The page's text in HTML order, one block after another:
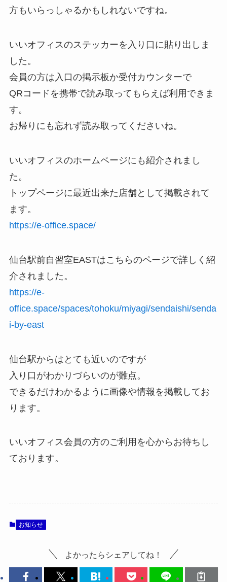
方もいらっしゃるかもしれないですね。
いいオフィスのステッカーを入り口に貼り出しま
した。
会員の方は入口の掲示板か受付カウンターで
QRコードを携帯で読み取ってもらえば利用できま
す。
お帰りにも忘れず読み取ってくださいね。
いいオフィスのホームページにも紹介されまし
た。
トップページに最近出来た店舗として掲載されて
ます。
https://e-office.space/
仙台駅前自習室EASTはこちらのページで詳しく紹
介されました。
https://e-
office.space/spaces/tohoku/miyagi/sendaishi/senda
i-by-east
仙台駅からはとても近いのですが
入り口がわかりづらいのが難点。
できるだけわかるように画像や情報を掲載してお
ります。
いいオフィス会員の方のご利用を心からお待ちし
ております。
お知らせ
よかったらシェアしてね！